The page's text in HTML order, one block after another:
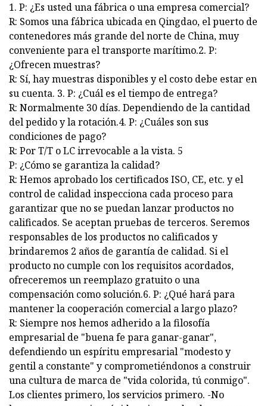
1. P: ¿Es usted una fábrica o una empresa comercial?
R: Somos una fábrica ubicada en Qingdao, el puerto de
contenedores más grande del norte de China, muy
conveniente para el transporte marítimo.2. P:
¿Ofrecen muestras?
R: Sí, hay muestras disponibles y el costo debe estar en
su cuenta. 3. P: ¿Cuál es el tiempo de entrega?
R: Normalmente 30 días. Dependiendo de la cantidad
del pedido y la rotación.4. P: ¿Cuáles son sus
condiciones de pago?
R: Por T/T o LC irrevocable a la vista. 5
P: ¿Cómo se garantiza la calidad?
R: Hemos aprobado los certificados ISO, CE, etc. y el
control de calidad inspecciona cada proceso para
garantizar que no se puedan lanzar productos no
calificados. Se aceptan pruebas de terceros. Seremos
responsables de los productos no calificados y
brindaremos 2 años de garantía de calidad. Si el
producto no cumple con los requisitos acordados,
ofreceremos un reemplazo gratuito o una
compensación como solución.6. P: ¿Qué hará para
mantener la cooperación comercial a largo plazo?
R: Siempre nos hemos adherido a la filosofía
empresarial de "buena fe para ganar-ganar",
defendiendo un espíritu empresarial "modesto y
gentil a constante" y comprometiéndonos a construir
una cultura de marca de "vida colorida, tú conmigo".
Los clientes primero, los servicios primero. -No